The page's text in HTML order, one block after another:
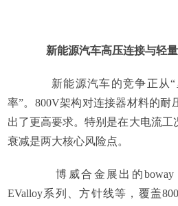
新能源汽车高压连接与轻
新能源汽车的竞争正从
率”。800V架构对连接器材料的耐
出了更高要求。特别是在大电流工
衰减是两大核心风险点。
博威合金展出的boway
EValloy系列、方针线等，覆盖